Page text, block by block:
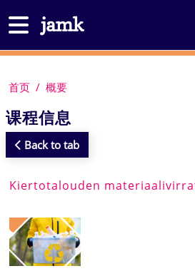
停靠面板
首页 概要
课程信息
Back to tab
Kiertotalouden